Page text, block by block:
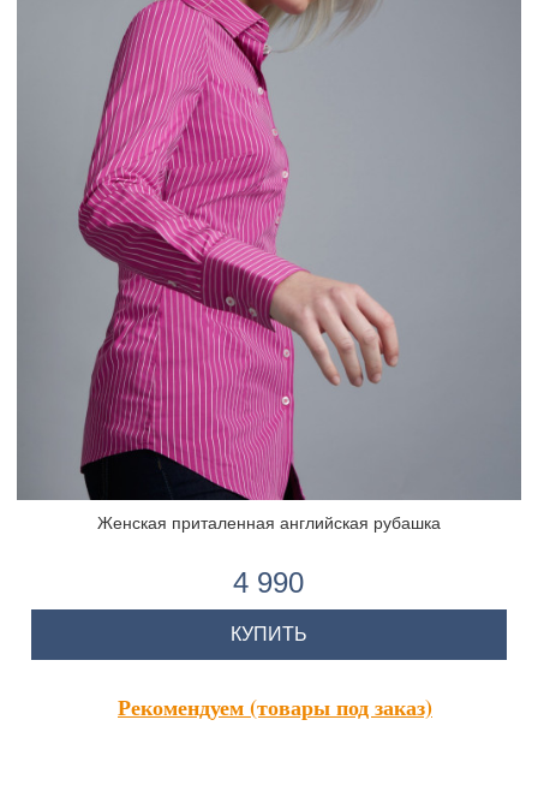
Женская приталенная английская рубашка
4 990
КУПИТЬ
Рекомендуем (товары под заказ)